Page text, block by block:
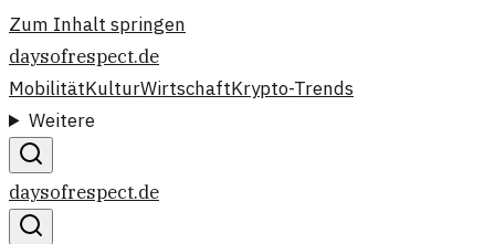
Zum Inhalt springen
daysofrespect.de
MobilitätKulturWirtschaftKrypto-Trends
Weitere
daysofrespect.de